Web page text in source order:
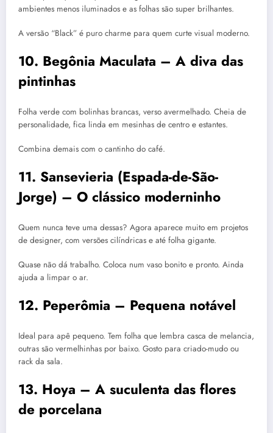
ambientes menos iluminados e as folhas são super brilhantes.
A versão “Black” é puro charme para quem curte visual moderno.
10. Begônia Maculata – A diva das
pintinhas
Folha verde com bolinhas brancas, verso avermelhado. Cheia de
personalidade, fica linda em mesinhas de centro e estantes.
Combina demais com o cantinho do café.
11. Sansevieria (Espada-de-São-
Jorge) – O clássico moderninho
Quem nunca teve uma dessas? Agora aparece muito em projetos
de designer, com versões cilíndricas e até folha gigante.
Quase não dá trabalho. Coloca num vaso bonito e pronto. Ainda
ajuda a limpar o ar.
12. Peperômia – Pequena notável
Ideal para apê pequeno. Tem folha que lembra casca de melancia,
outras são vermelhinhas por baixo. Gosto para criado-mudo ou
rack da sala.
13. Hoya – A suculenta das flores
de porcelana